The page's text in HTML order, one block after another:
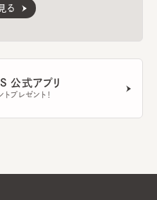
る
公式アプリ
プレゼント！